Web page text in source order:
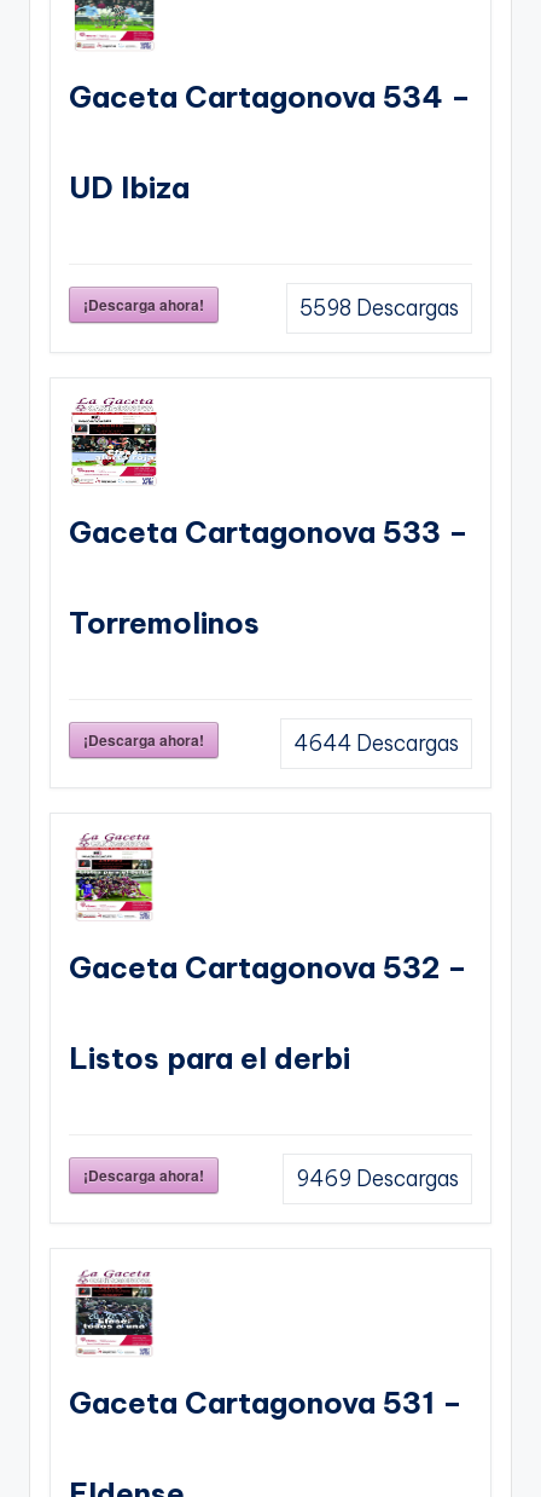
Gaceta Cartagonova 534 –
UD Ibiza
¡Descarga ahora! 5598 Descargas
Gaceta Cartagonova 533 –
Torremolinos
¡Descarga ahora! 4644 Descargas
Gaceta Cartagonova 532 –
Listos para el derbi
¡Descarga ahora! 9469 Descargas
Gaceta Cartagonova 531 –